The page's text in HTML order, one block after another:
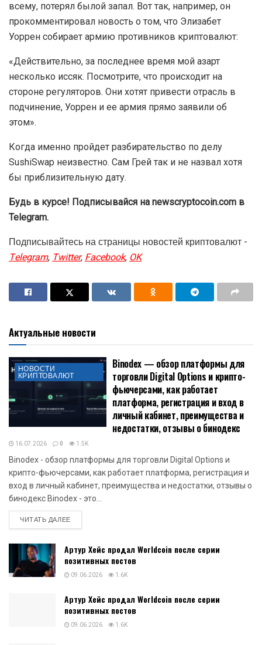
всему, потерял былой запал. Вот так, например, он
прокомментировал новость о том, что Элизабет
Уоррен собирает армию противников криптовалют:
«Действительно, за последнее время мой азарт
несколько иссяк. Посмотрите, что происходит на
стороне регуляторов. Они хотят привести отрасль в
подчинение, Уоррен и ее армия прямо заявили об
этом».
Когда именно пройдет разбирательство по делу
SushiSwap неизвестно. Сам Грей так и не назвал хотя
бы приблизительную дату.
Будь в курсе! Подписывайся на newscryptocoin.com в
Telegram.
Подписывайтесь на страницы новостей криптовалют -
Telegram,Twitter,Facebook,OK
Актуальные новости
НОВОСТИ
КРИПТОВАЛЮТ
Binodex — обзор платформы для
торговли Digital Options и крипто-
фьючерсами, как работает
платформа, регистрация и вход в
личный кабинет, преимущества и
недостатки, отзывы о бинодекс
16.07.2026 0 1.5K
Binodex - обзор платформы для торговли Digital Options и
крипто-фьючерсами, как работает платформа, регистрация и
вход в личный кабинет, преимущества и недостатки, отзывы о
бинодекс Binodex - это...
ЧИТАТЬ ДАЛЕЕDETAILS
Артур Хейс продал Worldcoin после серии
позитивных постов
09.06.2026 1.6K
Артур Хейс продал Worldcoin после серии
позитивных постов
09.06.2026 1.6K